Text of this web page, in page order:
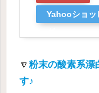
Yahooショッ
🔽 粉末の酸素系漂
す♪